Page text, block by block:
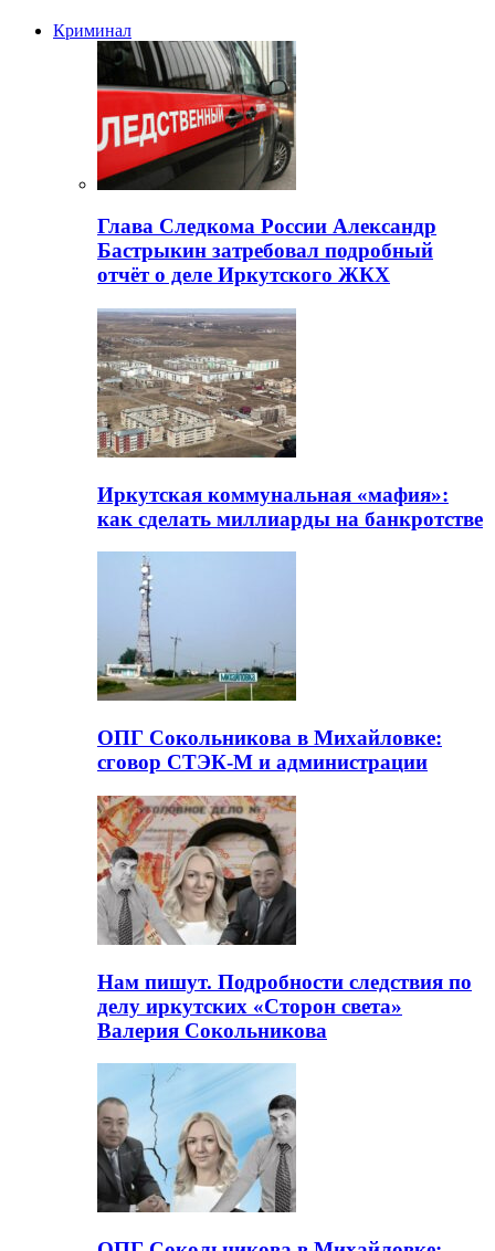
Криминал
Глава Следкома России Александр
Бастрыкин затребовал подробный
отчёт о деле Иркутского ЖКХ
Иркутская коммунальная «мафия»:
как сделать миллиарды на банкротстве
ОПГ Сокольникова в Михайловке:
сговор СТЭК-М и администрации
Нам пишут. Подробности следствия по
делу иркутских «Сторон света»
Валерия Сокольникова